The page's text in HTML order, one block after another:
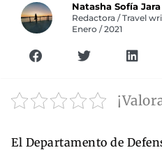
Natasha Sofía Jara
Redactora / Travel
Enero / 2021
El Departamento de